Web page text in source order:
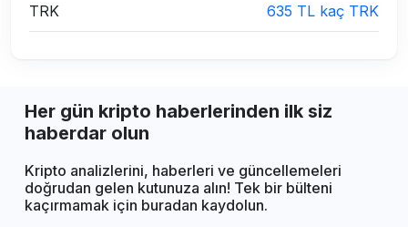
TRK 635 TL kaç TRK
Her gün kripto haberlerinden ilk siz
haberdar olun
Kripto analizlerini, haberleri ve güncellemeleri
doğrudan gelen kutunuza alın! Tek bir bülteni
kaçırmamak için buradan kaydolun.